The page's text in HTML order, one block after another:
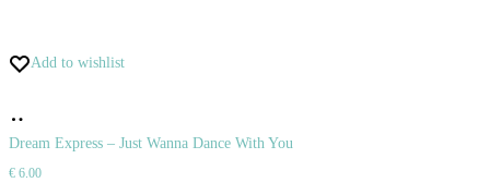
Add to wishlist
do
košíka
Dream Express – Just Wanna Dance With You
€ 6.00